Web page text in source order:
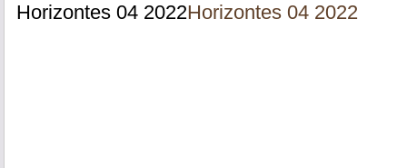
Horizontes 04 2022Horizontes 04 2022